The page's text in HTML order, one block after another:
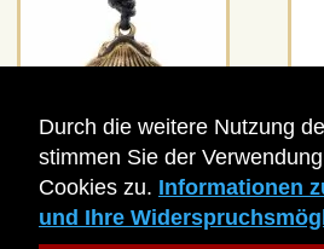
Durch die weitere Nutzung
stimmen Sie der
Cookies zu. Informationen
und Ihre
Jakobsmuschel Pilger-
4,19 €*